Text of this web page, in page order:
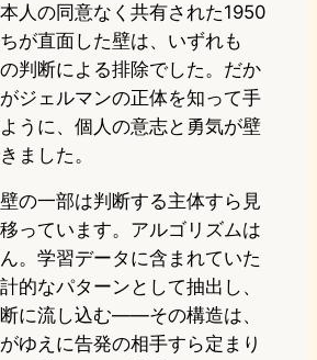
人の同意なく共有された1950
が直面した壁は、いずれも
の判断による排除でした。だか
ジェルマンの正体を知って手
うに、個人の意志と勇気が壁
ました。
の一部は判断する主体すら見
っています。アルゴリズムは
ん。学習データに含まれていた
的なパターンとして抽出し、
に流し込む——その構造は、
ゆえに告発の相手すら定まり